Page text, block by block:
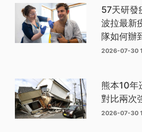
57天研發
波拉最新
隊如何辦
2026-07-30
熊本10年
對比兩次
2026-07-30